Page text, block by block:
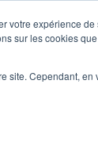
votre expérience
sur les cookies
site. Cependant,
Fortify